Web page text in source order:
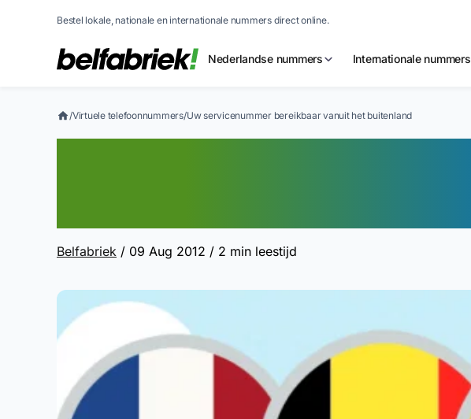
Bestel lokale, nationale en internationale nummers direct online.
Nederlandse nummers Internationale nummers
/Virtuele telefoonnummers/Uw servicenummer bereikbaar vanuit het buitenland
Belfabriek / 09 Aug 2012 / 2 min leestijd